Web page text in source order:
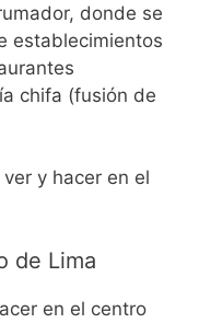
donde se
establecimientos
chifa (fusión de
de Lima
en el centro